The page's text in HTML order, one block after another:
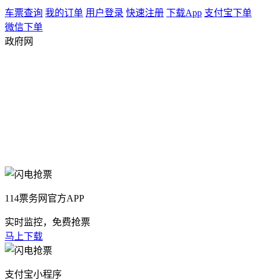
车票查询 我的订单 用户登录 快速注册 下载App 支付宝下单
微信下单
政府网
114票务网官方APP
实时监控，免费抢票
马上下载
支付宝小程序